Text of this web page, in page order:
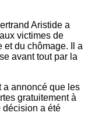
Aristide a
victimes de
et du chômage. Il a
avant tout par la
a annoncé que les
gratuitement à
décision a été